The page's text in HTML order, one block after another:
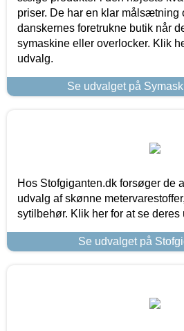
priser. De har en klar målsætning
danskernes foretrukne butik når
symaskine eller overlocker. Klik
udvalg.
Se udvalget på
Hos Stofgiganten.dk forsøger de
udvalg af skønne
sytilbehør. Klik her for at se deres
Se udvalget på